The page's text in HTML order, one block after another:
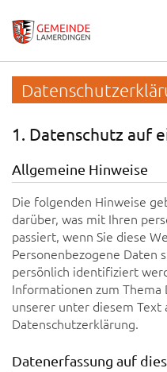
1. Datenschutz auf
Allgemeine Hinweise
Die folgenden Hinweise
darüber, was mit Ihren
passiert, wenn Sie diese
Personenbezogene Daten
persönlich identifiziert
Informationen zum Thema
unserer unter diesem
Datenschutzerklärung.
Datenerfassung auf